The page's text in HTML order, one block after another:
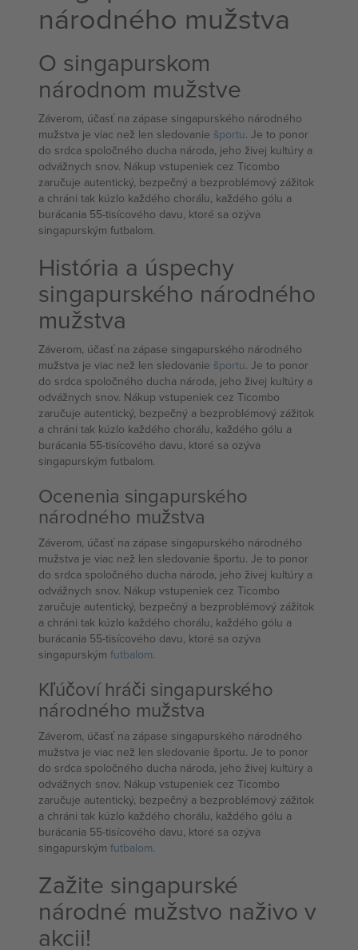
národného mužstva
O singapurskom
národnom mužstve
Záverom, účasť na zápase singapurského národného
mužstva je viac než len sledovanie športu. Je to ponor
do srdca spoločného ducha národa, jeho živej kultúry a
odvážnych snov. Nákup vstupeniek cez Ticombo
zaručuje autentický, bezpečný a bezproblémový zážitok
a chráni tak kúzlo každého chorálu, každého gólu a
burácania 55-tisícového davu, ktoré sa ozýva
singapurským futbalom.
História a úspechy
singapurského národného
mužstva
Záverom, účasť na zápase singapurského národného
mužstva je viac než len sledovanie športu. Je to ponor
do srdca spoločného ducha národa, jeho živej kultúry a
odvážnych snov. Nákup vstupeniek cez Ticombo
zaručuje autentický, bezpečný a bezproblémový zážitok
a chráni tak kúzlo každého chorálu, každého gólu a
burácania 55-tisícového davu, ktoré sa ozýva
singapurským futbalom.
Ocenenia singapurského
národného mužstva
Záverom, účasť na zápase singapurského národného
mužstva je viac než len sledovanie športu. Je to ponor
do srdca spoločného ducha národa, jeho živej kultúry a
odvážnych snov. Nákup vstupeniek cez Ticombo
zaručuje autentický, bezpečný a bezproblémový zážitok
a chráni tak kúzlo každého chorálu, každého gólu a
burácania 55-tisícového davu, ktoré sa ozýva
singapurským futbalom.
Kľúčoví hráči singapurského
národného mužstva
Záverom, účasť na zápase singapurského národného
mužstva je viac než len sledovanie športu. Je to ponor
do srdca spoločného ducha národa, jeho živej kultúry a
odvážnych snov. Nákup vstupeniek cez Ticombo
zaručuje autentický, bezpečný a bezproblémový zážitok
a chráni tak kúzlo každého chorálu, každého gólu a
burácania 55-tisícového davu, ktoré sa ozýva
singapurským futbalom.
Zažite singapurské
národné mužstvo naživo v
akcii!